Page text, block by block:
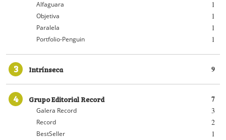
1
Alfaguara
1
Objetiva
1
Paralela
1
Portfolio-Penguin
3 9
Intrínseca
4 7
Grupo Editorial Record
3
Galera Record
2
Record
1
BestSeller